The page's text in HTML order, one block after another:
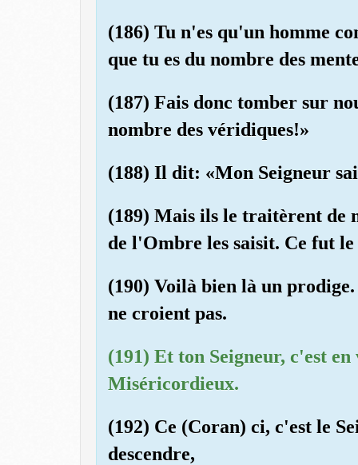
(186) Tu n'es qu'un homme
que tu es du nombre des
(187) Fais donc tomber sur
nombre des véridiques!»
(188) Il dit: «Mon Seigneur
(189) Mais ils le traitèrent de
de l'Ombre les saisit. Ce fut
(190) Voilà bien là un
ne croient pas.
(191) Et ton Seigneur, c'est
Miséricordieux.
(192) Ce (Coran) ci, c'est le
descendre,